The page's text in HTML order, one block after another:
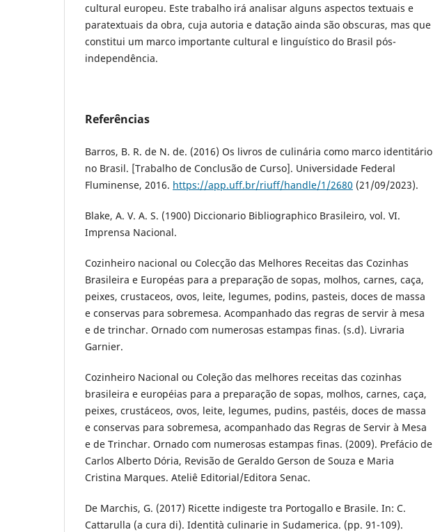
cultural europeu. Este trabalho irá analisar alguns aspectos textuais e
paratextuais da obra, cuja autoria e datação ainda são obscuras, mas que
constitui um marco importante cultural e linguístico do Brasil pós-
independência.
Referências
Barros, B. R. de N. de. (2016) Os livros de culinária como marco identitário
no Brasil. [Trabalho de Conclusão de Curso]. Universidade Federal
Fluminense, 2016. https://app.uff.br/riuff/handle/1/2680 (21/09/2023).
Blake, A. V. A. S. (1900) Diccionario Bibliographico Brasileiro, vol. VI.
Imprensa Nacional.
Cozinheiro nacional ou Colecção das Melhores Receitas das Cozinhas
Brasileira e Européas para a preparação de sopas, molhos, carnes, caça,
peixes, crustaceos, ovos, leite, legumes, podins, pasteis, doces de massa
e conservas para sobremesa. Acompanhado das regras de servir à mesa
e de trinchar. Ornado com numerosas estampas finas. (s.d). Livraria
Garnier.
Cozinheiro Nacional ou Coleção das melhores receitas das cozinhas
brasileira e européias para a preparação de sopas, molhos, carnes, caça,
peixes, crustáceos, ovos, leite, legumes, pudins, pastéis, doces de massa
e conservas para sobremesa, acompanhado das Regras de Servir à Mesa
e de Trinchar. Ornado com numerosas estampas finas. (2009). Prefácio de
Carlos Alberto Dória, Revisão de Geraldo Gerson de Souza e Maria
Cristina Marques. Ateliê Editorial/Editora Senac.
De Marchis, G. (2017) Ricette indigeste tra Portogallo e Brasile. In: C.
Cattarulla (a cura di). Identità culinarie in Sudamerica. (pp. 91-109).